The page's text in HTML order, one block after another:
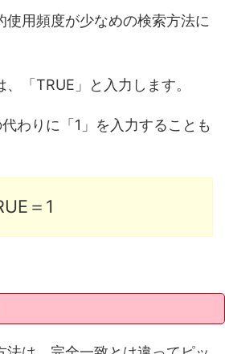
使用頻度が少なめの検索方法に
「TRUE」と入力します。
わりに「1」を入力することも
＝1